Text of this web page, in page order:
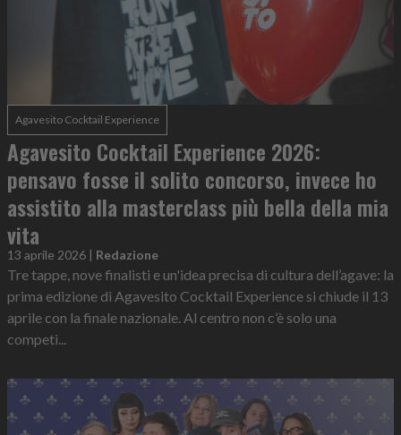
Agavesito Cocktail Experience
Agavesito Cocktail Experience 2026:
pensavo fosse il solito concorso, invece ho
assistito alla masterclass più bella della mia
vita
13 aprile 2026 | Redazione
Tre tappe, nove finalisti e un'idea precisa di cultura dell’agave: la
prima edizione di Agavesito Cocktail Experience si chiude il 13
aprile con la finale nazionale. Al centro non c’è solo una
competi...